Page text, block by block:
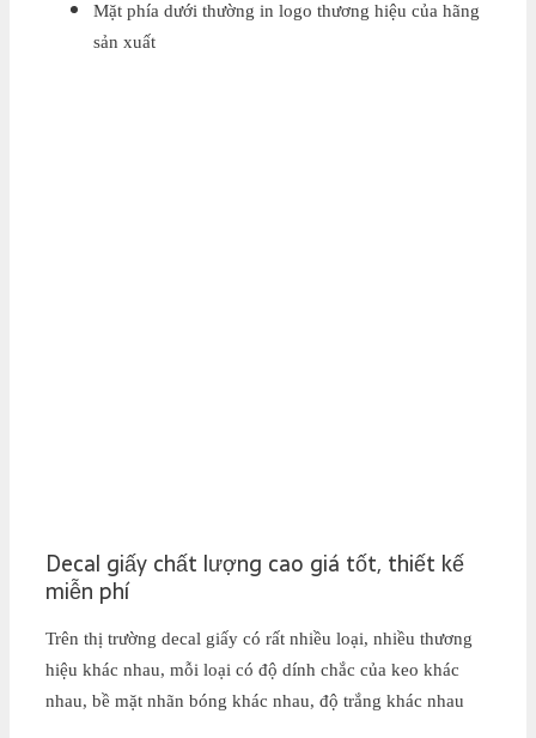
Mặt phía dưới thường in logo thương hiệu của hãng
sản xuất
Decal giấy chất lượng cao giá tốt, thiết kế
miễn phí
Trên thị trường decal giấy có rất nhiều loại, nhiều thương
hiệu khác nhau, mỗi loại có độ dính chắc của keo khác
nhau, bề mặt nhãn bóng khác nhau, độ trắng khác nhau